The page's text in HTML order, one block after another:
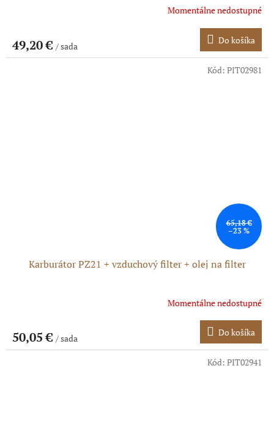
Momentálne nedostupné
49,20 € / sada
Do košíka
65,18 €
–23 %
Karburátor PZ21 + vzduchový filter + olej na filter
Momentálne nedostupné
50,05 € / sada
Do košíka
Kód: PIT02981
Kód: PIT02941